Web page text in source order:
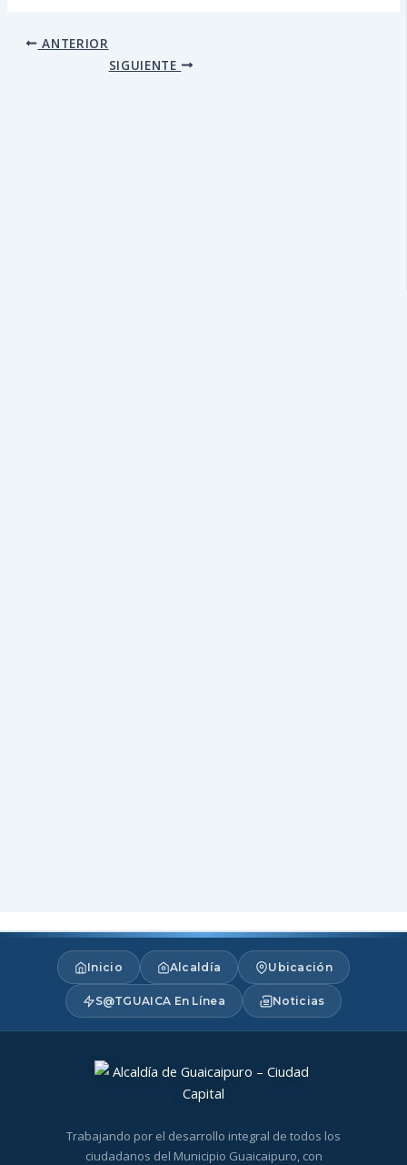
ANTERIOR
SIGUIENTE
Inicio Alcaldía Ubicación
S@TGUAICA En Línea Noticias
Trabajando por el desarrollo integral de todos los
ciudadanos del Municipio Guaicaipuro, con